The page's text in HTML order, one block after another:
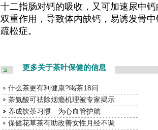
十二指肠对钙的吸收，又可加速尿中
双重作用，导致体内缺钙，易诱发骨
疏松症。
更多关于茶叶保健的信息
什么茶更有利健康?喝茶18问
茶氨酸可祛除烟瘾机理被专家揭示
养成饮茶习惯 为心血管护航
保健花草茶有助改善女性月经不调